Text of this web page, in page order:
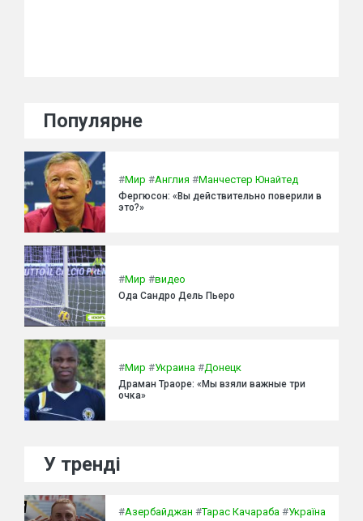
Популярне
#Мир #Англия #Манчестер Юнайтед
Фергюсон: «Вы действительно поверили в
это?»
#Мир #видео
Ода Сандро Дель Пьеро
#Мир #Украина #Донецк
Драман Траоре: «Мы взяли важные три
очка»
У тренді
#Азербайджан #Тарас Качараба #Україна